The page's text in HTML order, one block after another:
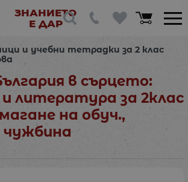
ЗНАНИЕТО
Е ДАР
и учебни тетрадки за 2 клас
в сърцето:
и литература за 2клас
на обуч.,
чужбина